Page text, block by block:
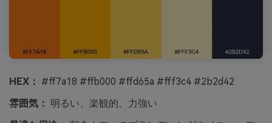
HEX： #ff7a18 #ffb000 #ffd65a #fff3c4 #2b2d42
雰囲気： 明るい、楽観的、力強い